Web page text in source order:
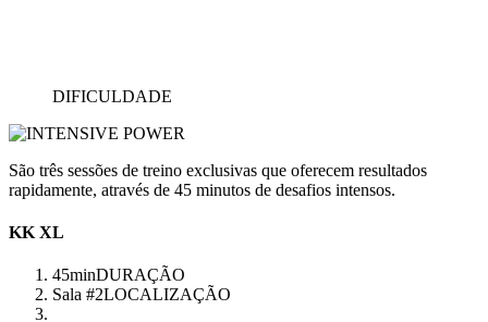
DIFICULDADE
São três sessões de treino exclusivas que oferecem resultados
rapidamente, através de 45 minutos de desafios intensos.
KK XL
45minDURAÇÃO
Sala #2LOCALIZAÇÃO